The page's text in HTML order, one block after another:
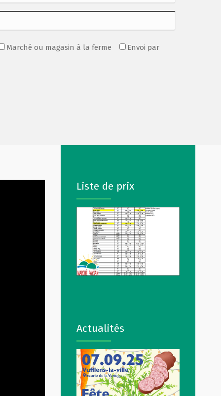
Marché ou magasin à la ferme Envoi par
Liste de prix
Actualités